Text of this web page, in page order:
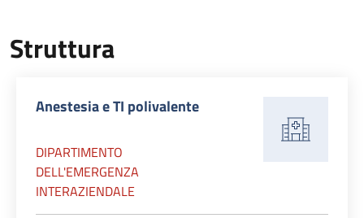
Struttura
Anestesia e TI polivalente
DIPARTIMENTO
DELL'EMERGENZA
INTERAZIENDALE